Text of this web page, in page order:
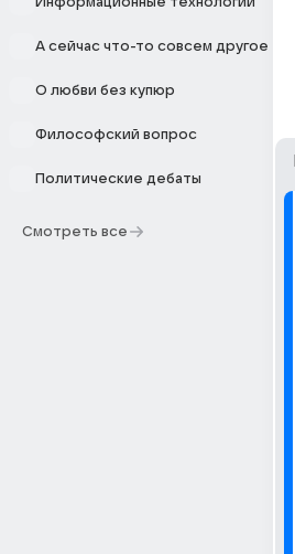
А сейчас что-то совсем другое
О любви без купюр
Философский вопрос
Политические дебаты
Смотреть все